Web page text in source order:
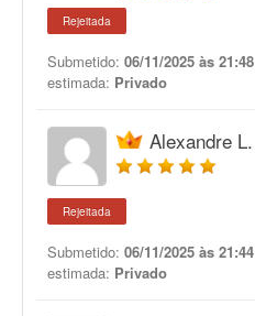
Rejeitada
Submetido: 06/11/2025 às 21:48
estimada: Privado
Alexandre L.
Rejeitada
Submetido: 06/11/2025 às 21:44
estimada: Privado